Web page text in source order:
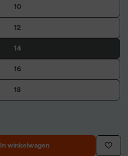
10
12
14
16
18
In winkelwagen